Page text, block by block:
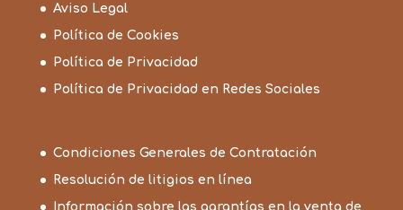
Aviso Legal
Política de Cookies
Política de Privacidad
Política de Privacidad en Redes Sociales
Condiciones Generales de Contratación
Resolución de litigios en línea
Información sobre las garantías en la venta de